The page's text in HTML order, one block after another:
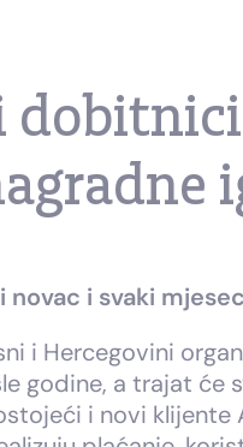
i svaki
i Hercegovini
godine, a trajat će
i novi klijente